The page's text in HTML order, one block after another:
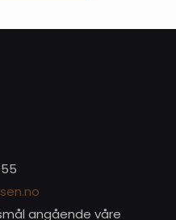
angående våre